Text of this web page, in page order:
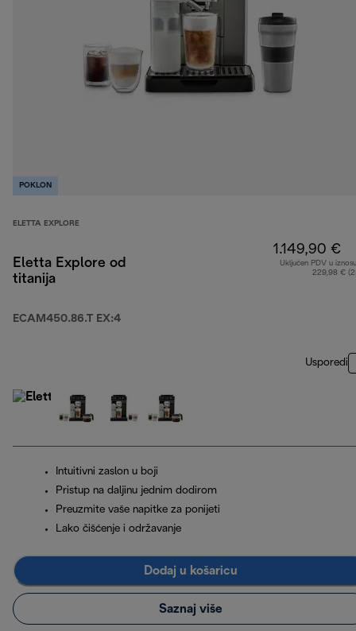
POKLON
ELETTA EXPLORE
Eletta Explore od
titanija
ECAM450.86.T EX:4
1.149,90 €
Uključen PDV u
229,98 €
Usporedi
Intuitivni zaslon u boji
Pristup na daljinu jednim dodirom
Preuzmite vaše napitke za ponijeti
Lako čišćenje i održavanje
Dodaj u košaricu
Saznaj više